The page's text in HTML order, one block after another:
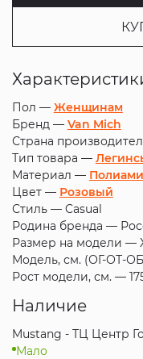
Пол — Женщинам
Бренд — Van Mich
Страна
Тип товара —
Материал —
Цвет — Розовый
Стиль — Casual
Родина бренда —
Размер на модели —
Модель, см. (ОГ-ОТ-
Рост модели, см. —
Наличие
Mustang - ТЦ Центр
Мало